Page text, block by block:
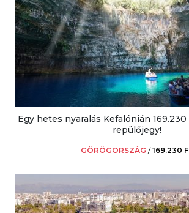
Egy hetes nyaralás Kefalónián
repülőjegy!
GÖRÖGORSZÁG /169.230